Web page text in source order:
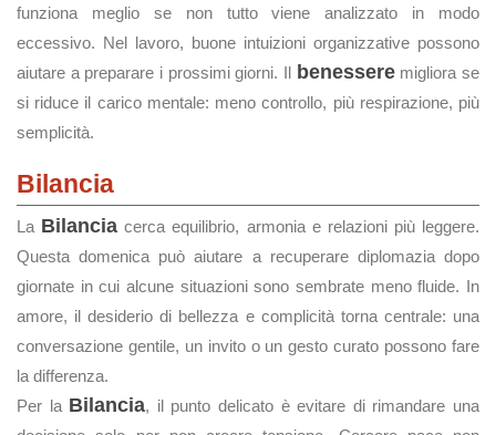
funziona meglio se non tutto viene analizzato in modo
eccessivo. Nel lavoro, buone intuizioni organizzative possono
aiutare a preparare i prossimi giorni. Il benesseremigliora se
si riduce il carico mentale: meno controllo, più respirazione, più
semplicità.
Bilancia
La Bilancia cerca equilibrio, armonia e relazioni più leggere.
Questa domenica può aiutare a recuperare diplomazia dopo
giornate in cui alcune situazioni sono sembrate meno fluide. In
amore, il desiderio di bellezza e complicità torna centrale: una
conversazione gentile, un invito o un gesto curato possono fare
la differenza.
Per la Bilancia, il punto delicato è evitare di rimandare una